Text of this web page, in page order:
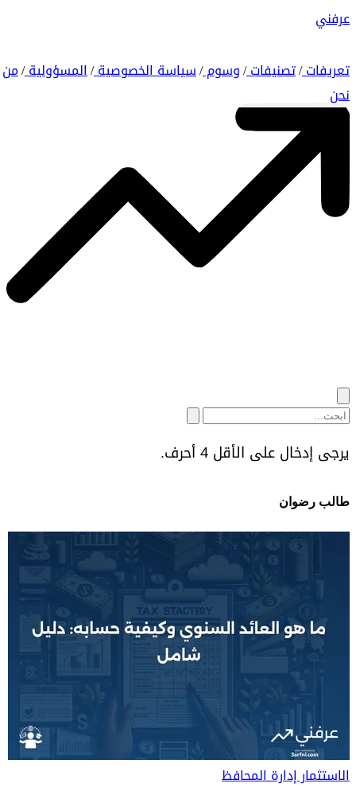
عرفني
تعريفات/ تصنيفات/ وسوم/ سياسة الخصوصية/ المسؤولية/ من
نحن
يرجى إدخال على الأقل 4 أحرف.
طالب رضوان
الاستثمارإدارة المحافظ